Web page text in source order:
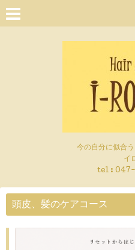
今の自分に似合
イ
tel : 047-
頭皮、髪のケアコース